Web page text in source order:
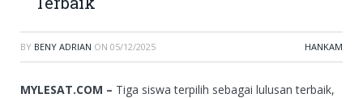
BY BENY ADRIAN ON 05/12/2025 HANKAM
MYLESAT.COM – Tiga siswa terpilih sebagai lulusan terbaik,